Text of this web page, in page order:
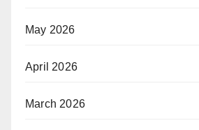
May 2026
April 2026
March 2026